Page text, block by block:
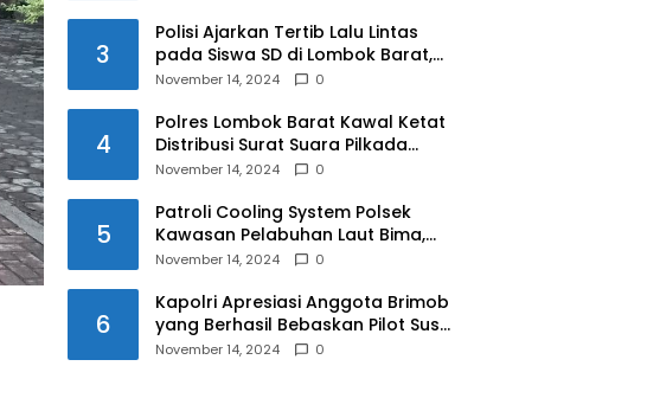
3
Polisi Ajarkan Tertib Lalu Lintas
pada Siswa SD di Lombok Barat,
Apa Saja Materinya?
November 14, 2024 0
4
Polres Lombok Barat Kawal Ketat
Distribusi Surat Suara Pilkada
2024
November 14, 2024 0
5
Patroli Cooling System Polsek
Kawasan Pelabuhan Laut Bima,
Ciptakan Pilkada Serentak 2024
November 14, 2024 0
6
Kapolri Apresiasi Anggota Brimob
yang Berhasil Bebaskan Pilot Susi
Air Korban Penyanderaan KKB
November 14, 2024 0